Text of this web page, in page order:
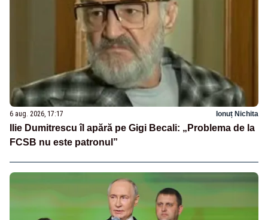
6 aug. 2026, 17:17 Ionuț Nichita
Ilie Dumitrescu îl apără pe Gigi Becali: „Problema de la
FCSB nu este patronul”